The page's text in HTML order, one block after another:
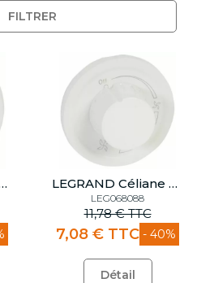
FILTRER
détecteur de balisage LEGRAND Céliane Enjoliveur variateur ventilateur
LEG068088
11,78 € TTC
7,08 € TTC - 40%
Détail